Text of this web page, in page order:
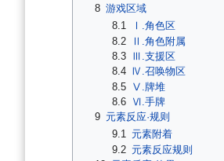
8 游戏区域
8.1
Ⅰ.角色区
8.2
Ⅱ.角色附属
8.3
Ⅲ.支援区
8.4 Ⅳ.召唤物区
8.5
Ⅴ.牌堆
8.6
Ⅵ.手牌
9 元素反应·规则
9.1 元素附着
9.2 元素反应规则